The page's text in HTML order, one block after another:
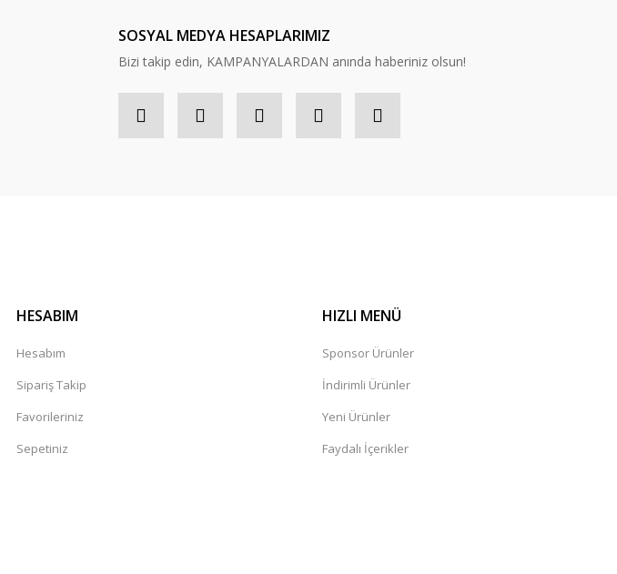
SOSYAL MEDYA HESAPLARIMIZ
Bizi takip edin, KAMPANYALARDAN anında haberiniz olsun!
HESABIM
Hesabım
Sipariş Takip
Favorileriniz
Sepetiniz
HIZLI MENÜ
Sponsor Ürünler
İndirimli Ürünler
Yeni Ürünler
Faydalı İçerikler